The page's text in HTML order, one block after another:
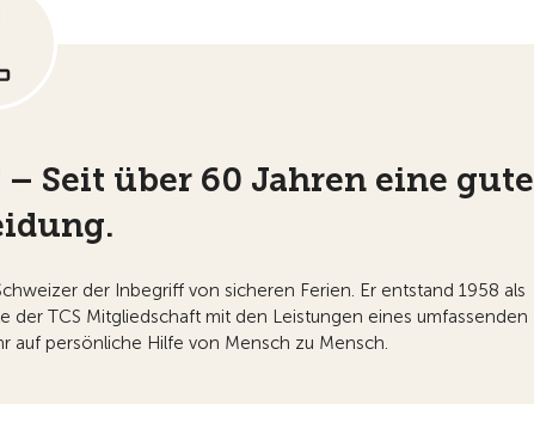
Seit über 60 Jahren eine gute
der Inbegriff von sicheren Ferien. Er entstand 1958 als
der TCS Mitgliedschaft mit den Leistungen eines umfassenden
auf persönliche Hilfe von Mensch zu Mensch.